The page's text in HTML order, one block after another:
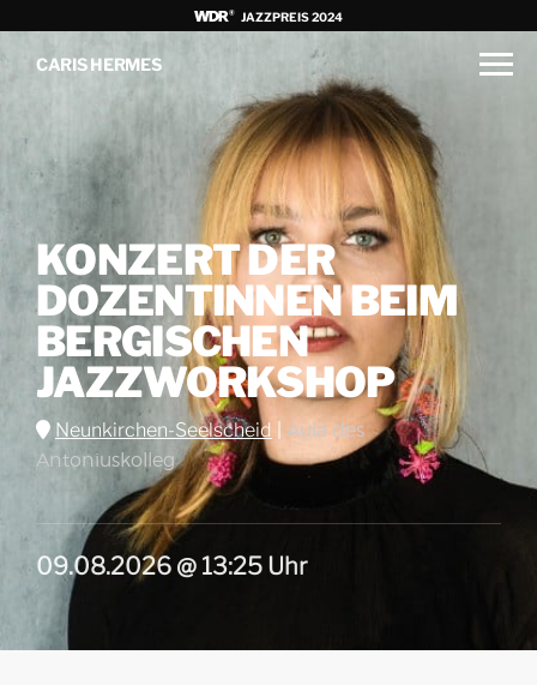
JAZZPREIS 2024
CARIS HERMES
KONZERT DER
DOZENTINNEN BEIM
BERGISCHEN
JAZZWORKSHOP
Neunkirchen-Seelscheid
Aula des
Antoniuskolleg
09.08.2026 @ 13:25 Uhr